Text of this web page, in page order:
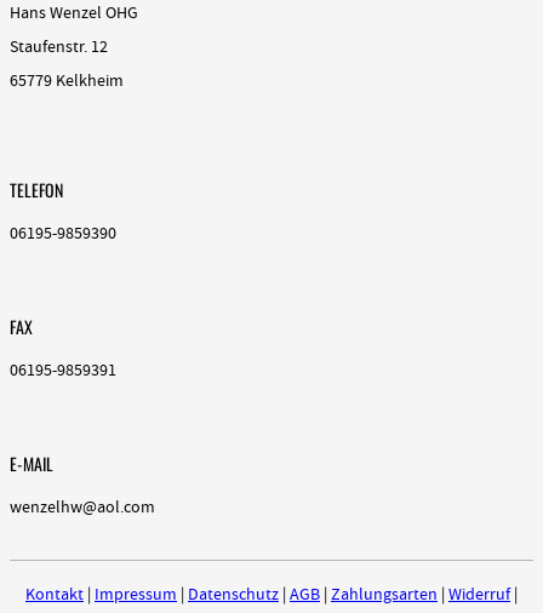
Hans Wenzel OHG
Staufenstr. 12
65779 Kelkheim
TELEFON
06195-9859390
FAX
06195-9859391
E-MAIL
wenzelhw@aol.com
Kontakt | Impressum | Datenschutz | AGB | Zahlungsarten | Widerruf|